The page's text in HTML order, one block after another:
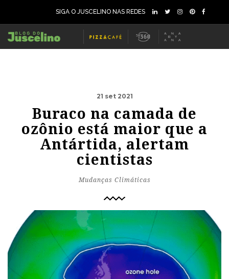
SIGA O JUSCELINO NAS REDES
21 set 2021
Buraco na camada de
ozônio está maior que a
Antártida, alertam
cientistas
Mudanças Climáticas